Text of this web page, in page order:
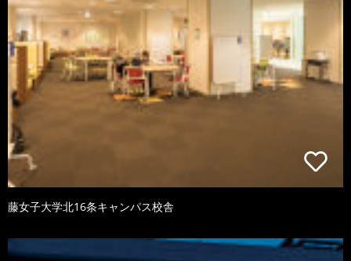
藤女子大学北16条キャンパス校舎